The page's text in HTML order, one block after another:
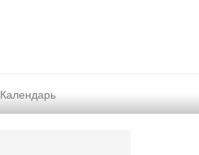
Календарь